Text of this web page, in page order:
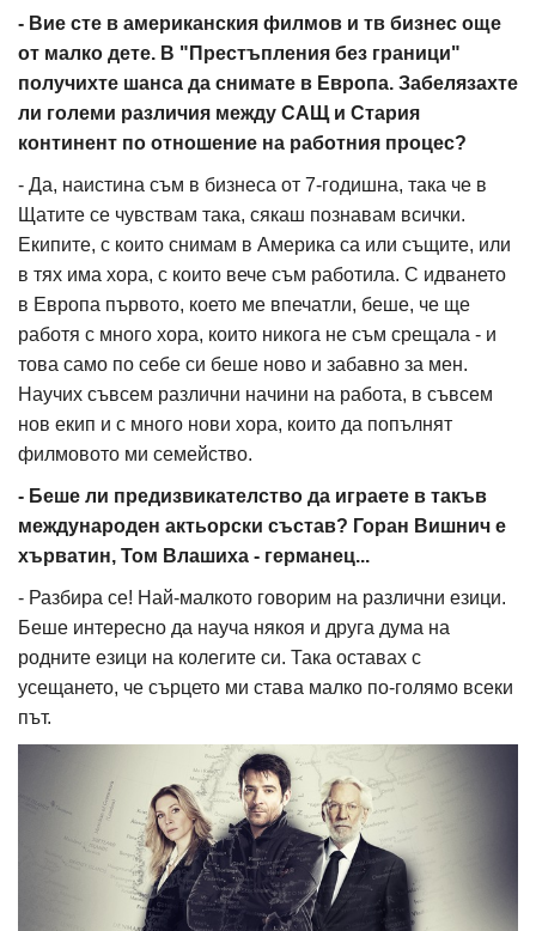
- Вие сте в американския филмов и тв бизнес още
от малко дете. В "Престъпления без граници"
получихте шанса да снимате в Европа. Забелязахте
ли големи различия между САЩ и Стария
континент по отношение на работния процес?
- Да, наистина съм в бизнеса от 7-годишна, така че в
Щатите се чувствам така, сякаш познавам всички.
Екипите, с които снимам в Америка са или същите, или
в тях има хора, с които вече съм работила. С идването
в Европа първото, което ме впечатли, беше, че ще
работя с много хора, които никога не съм срещала - и
това само по себе си беше ново и забавно за мен.
Научих съвсем различни начини на работа, в съвсем
нов екип и с много нови хора, които да попълнят
филмовото ми семейство.
- Беше ли предизвикателство да играете в такъв
международен актьорски състав? Горан Вишнич е
хърватин, Том Влашиха - германец...
- Разбира се! Най-малкото говорим на различни езици.
Беше интересно да науча някоя и друга дума на
родните езици на колегите си. Така оставах с
усещането, че сърцето ми става малко по-голямо всеки
път.